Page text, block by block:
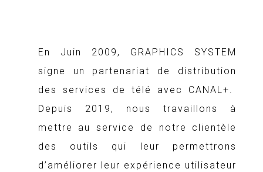
En Juin 2009, GRAPHICS SYSTEM
signe un partenariat de distribution
des services de télé avec CANAL+.
Depuis 2019, nous travaillons à
mettre au service de notre clientèle
des outils qui leur permettrons
d’améliorer leur expérience utilisateur